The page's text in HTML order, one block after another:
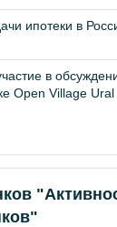
ипотеки в
в
Open Village Ural